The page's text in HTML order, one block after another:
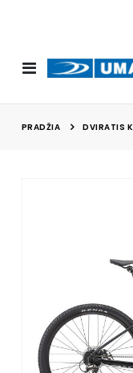
Toggle
Nav
PRADŽIA DVIRATIS